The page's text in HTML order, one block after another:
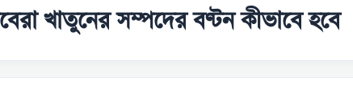
খাতুনের সম্পদের বণ্টন কীভাবে হবে?